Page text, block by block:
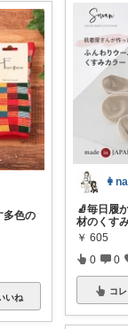
多色の
いね
🧦毎日履
材のくす
￥ 605
0 0
コレ